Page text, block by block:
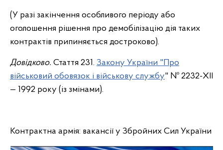
(У разі закінчення особливого періоду або
оголошення рішення про демобілізацію дія таких
контрактів припиняється достроково).
Довідково. Стаття 231. Закону України "Про
військовий обовязок і військову службу" № 2232-ХІI
— 1992 року (із змінами).
Контрактна армія: вакансії у Збройних Сил України